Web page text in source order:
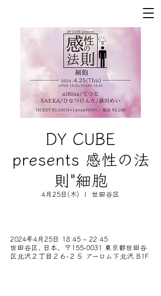
DY CUBE
presents 感性の法
則"細胞
4月25日(木)
  |
世田谷区
2024年4月25日 18:45 – 22:45
世田谷区, 日本、〒155-0031 東京都世田谷
区北沢２丁目２６−２５ アーロム下北沢 B1F